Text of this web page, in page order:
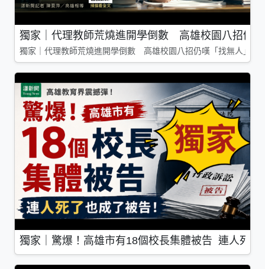
獨家｜代理教師荒燒進開學倒數 高雄校園八招仍
獨家｜代理教師荒燒進開學倒數 高雄校園八招仍嘆「找無人」
獨家｜驚爆！高雄市有18個校長集體被告 連人死了